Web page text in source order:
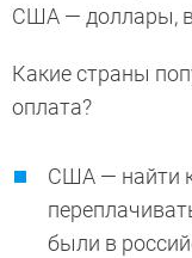
США — доллары, в
Какие страны
оплата?
США — найти
были в